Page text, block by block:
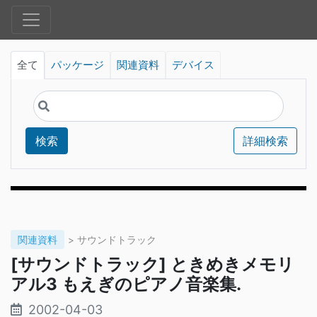
全て パッケージ 関連資料 デバイス
検索 詳細検索
関連資料 > サウンドトラック
[サウンドトラック] ときめきメモリ
アル3 もえぎのピアノ音楽集.
2002-04-03